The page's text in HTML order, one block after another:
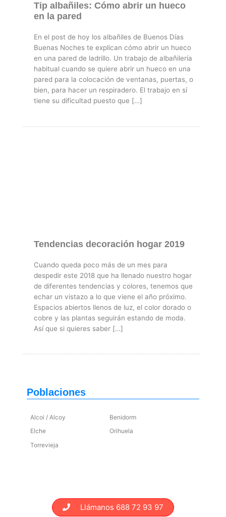
Tip albañiles: Cómo abrir un hueco
en la pared
En el post de hoy los albañiles de Buenos Dí­as
Buenas Noches te explican cómo abrir un hueco
en una pared de ladrillo. Un trabajo de albañilería
habitual cuando se quiere abrir un hueco en una
pared para la colocación de ventanas, puertas, o
bien, para hacer un respiradero. El trabajo en sí
tiene su dificultad puesto que […]
Tendencias decoración hogar 2019
Cuando queda poco más de un mes para
despedir este 2018 que ha llenado nuestro hogar
de diferentes tendencias y colores, tenemos que
echar un vistazo a lo que viene el año próximo.
Espacios abiertos llenos de luz, el color dorado o
cobre y las plantas seguirán estando de moda.
Así que si quieres saber […]
Poblaciones
Alcoi / Alcoy
Benidorm
Elche
Orihuela
Torrevieja
Llámanos 688 72 93 97